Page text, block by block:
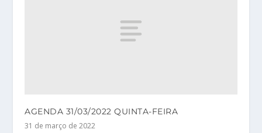
AGENDA 31/03/2022 QUINTA-FEIRA
31 de março de 2022